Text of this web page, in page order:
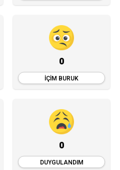
0
İÇIM BURUK
0
DUYGULANDIM